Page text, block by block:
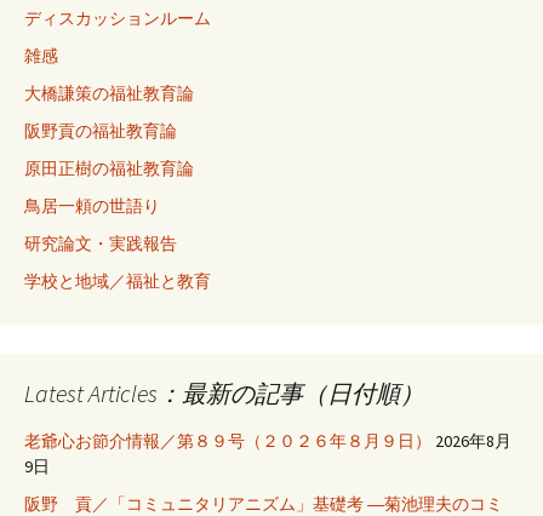
ディスカッションルーム
雑感
大橋謙策の福祉教育論
阪野貢の福祉教育論
原田正樹の福祉教育論
鳥居一頼の世語り
研究論文・実践報告
学校と地域／福祉と教育
Latest Articles：最新の記事（日付順）
老爺心お節介情報／第８９号（２０２６年８月９日）
2026年8月
9日
阪野 貢／「コミュニタリアニズム」基礎考 ―菊池理夫のコミ